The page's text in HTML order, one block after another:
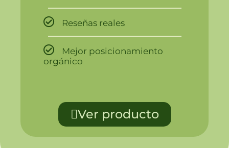
Reseñas reales
Mejor posicionamiento
orgánico
Ver producto